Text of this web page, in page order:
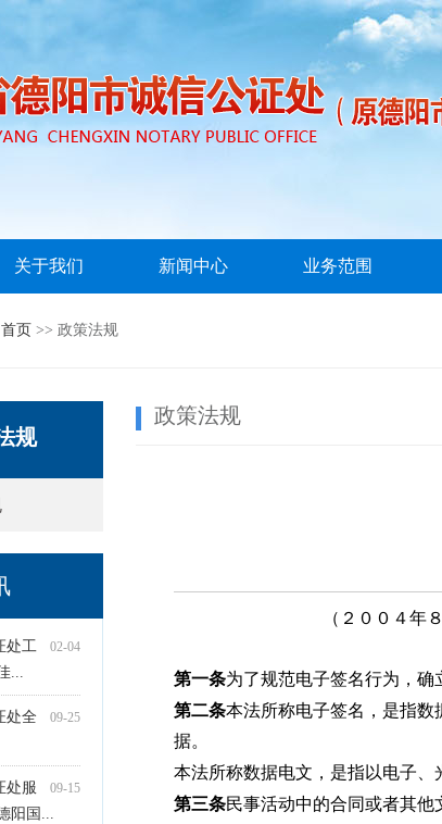
关于我们 新闻中心 业务范围
首页 >> 政策法规
规
02-04
处工
...
09-25
处全
09-15
处服
阳国...
政策法规
（２００４年
第一条为了规范电子签名行为，确
第二条本法所称电子签名，是指数
据。
本法所称数据电文，是指以电子、
第三条民事活动中的合同或者其他